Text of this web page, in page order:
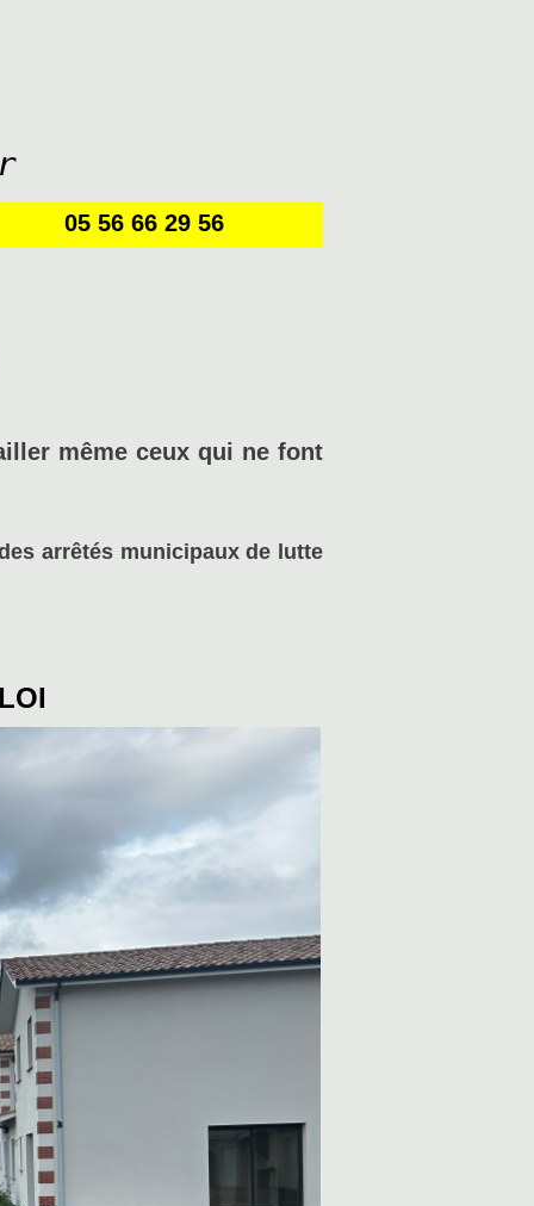
05 56 66 29 56
même ceux qui ne font
arrêtés municipaux de lutte